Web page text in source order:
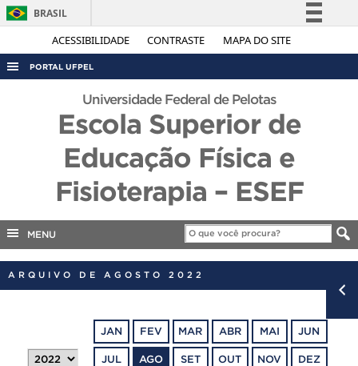
ACESSIBILIDADE CONTRASTE MAPA DO SITE
BRASIL
Simplifique!
Acesso à informação
Legislação
Canais
PORTAL UFPEL
ACESSO À INFORMAÇÃO
AUDITORIA
COBALTO
EDITAIS
INTERNACIONAL
Universidade Federal de Pelotas
Escola Superior de
Educação Física e
Fisioterapia – ESEF
MENU
ARQUIVO DE AGOSTO 2022
JAN FEV MAR ABR MAI JUN
JUL AGO SET OUT NOV DEZ